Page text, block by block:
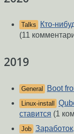
Talks
Кто-
(11
2019
General Boot
Linux-install
ставится (1
Job